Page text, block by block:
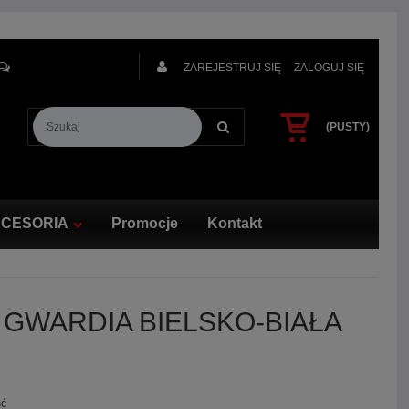
ZAREJESTRUJ SIĘ ZALOGUJ SIĘ
(PUSTY)
Promocje Kontakt
BIELSKO-BIAŁA